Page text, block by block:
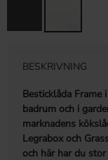
BESKRIVNING
Besticklåda
badrum och i
marknadens
Legrabox och
och här har du